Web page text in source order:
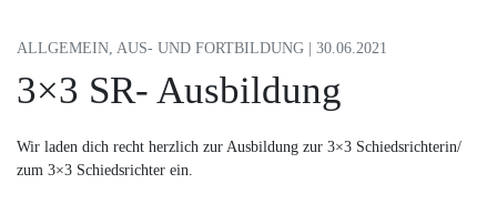
ALLGEMEIN, AUS- UND FORTBILDUNG | 30.06.2021
3×3 SR- Ausbildung
Wir laden dich recht herzlich zur Ausbildung zur 3×3 Schiedsrichterin/
zum 3×3 Schiedsrichter ein.